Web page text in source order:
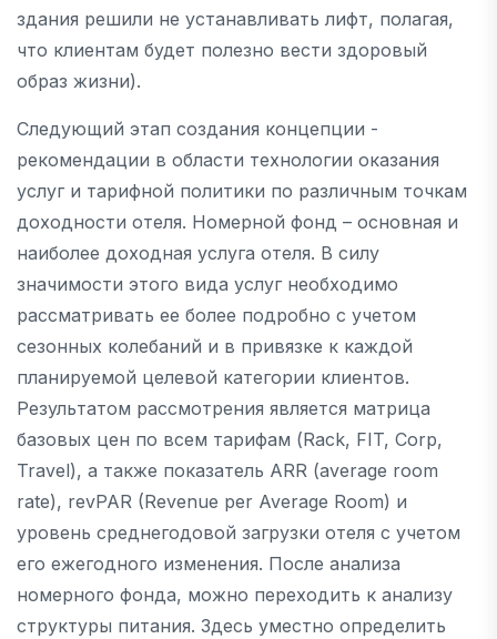
здания решили не устанавливать лифт, полагая,
что клиентам будет полезно вести здоровый
образ жизни).
Следующий этап создания концепции -
рекомендации в области технологии оказания
услуг и тарифной политики по различным точкам
доходности отеля. Номерной фонд – основная и
наиболее доходная услуга отеля. В силу
значимости этого вида услуг необходимо
рассматривать ее более подробно с учетом
сезонных колебаний и в привязке к каждой
планируемой целевой категории клиентов.
Результатом рассмотрения является матрица
базовых цен по всем тарифам (Rack, FIT, Corp,
Travel), а также показатель ARR (average room
rate), revPAR (Revenue per Average Room) и
уровень среднегодовой загрузки отеля с учетом
его ежегодного изменения. После анализа
номерного фонда, можно переходить к анализу
структуры питания. Здесь уместно определить